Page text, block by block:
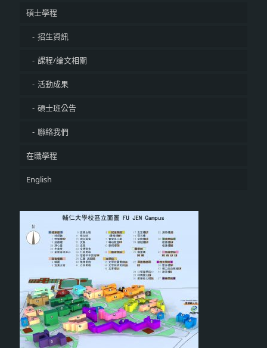
碩士學程
招生資訊
課程/論文相關
活動成果
碩士班公告
聯絡我們
在職學程
English